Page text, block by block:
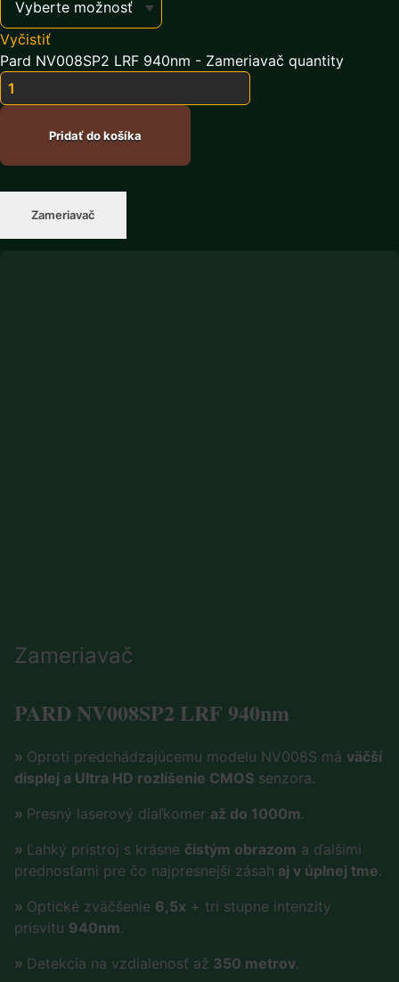
Vyčistiť
Pard NV008SP2 LRF 940nm - Zameriavač quantity
Pridať do košíka
Zameriavač
Zameriavač
PARD NV008SP2 LRF 940nm
» Oproti predchádzajúcemu modelu NV008S má väčší
displej a Ultra HD rozlíšenie CMOS senzora.
» Presný laserový diaľkomer až do 1000m.
» Ľahký prístroj s krásne čistým obrazom a ďalšími
prednosťami pre čo najpresnejší zásah aj v úplnej tme.
» Optické zväčšenie 6,5x + tri stupne intenzity
prísvitu 940nm.
» Detekcia na vzdialenosť až 350 metrov.